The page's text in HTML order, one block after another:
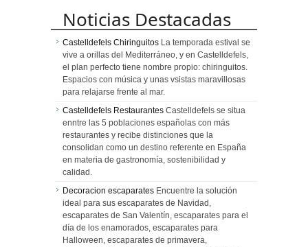
Noticias Destacadas
Castelldefels Chiringuitos La temporada estival se
vive a orillas del Mediterráneo, y en Castelldefels,
el plan perfecto tiene nombre propio: chiringuitos.
Espacios con música y unas vsistas maravillosas
para relajarse frente al mar.
Castelldefels Restaurantes Castelldefels se situa
enntre las 5 poblaciones españolas con más
restaurantes y recibe distinciones que la
consolidan como un destino referente en España
en materia de gastronomía, sostenibilidad y
calidad.
Decoracion escaparates Encuentre la solución
ideal para sus escaparates de Navidad,
escaparates de San Valentín, escaparates para el
día de los enamorados, escaparates para
Halloween, escaparates de primavera,